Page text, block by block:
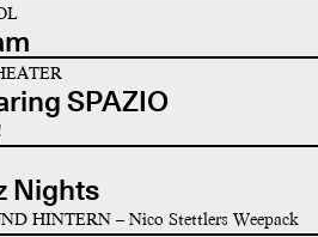
SPAZIO
Nights
HINTERN – Nico Stettlers Weepack